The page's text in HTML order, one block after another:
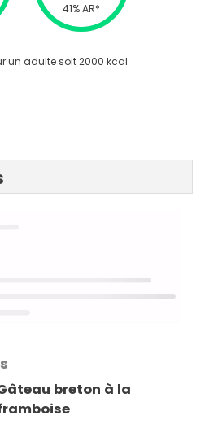
41% AR*
un adulte soit 2000 kcal
breton à la